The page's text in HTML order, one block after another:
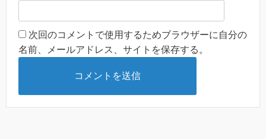
次回のコメントで使用するためブラウザーに自分の
名前、メールアドレス、サイトを保存する。